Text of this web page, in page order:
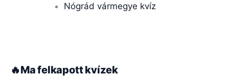
Nógrád vármegye kvíz
🔥Ma felkapott kvízek